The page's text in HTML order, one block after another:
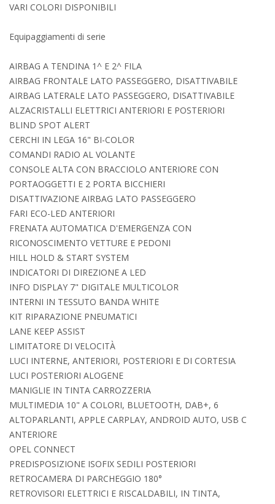
VARI COLORI DISPONIBILI
Equipaggiamenti di serie
AIRBAG A TENDINA 1^ E 2^ FILA
AIRBAG FRONTALE LATO PASSEGGERO, DISATTIVABILE
AIRBAG LATERALE LATO PASSEGGERO, DISATTIVABILE
ALZACRISTALLI ELETTRICI ANTERIORI E POSTERIORI
BLIND SPOT ALERT
CERCHI IN LEGA 16" BI-COLOR
COMANDI RADIO AL VOLANTE
CONSOLE ALTA CON BRACCIOLO ANTERIORE CON
PORTAOGGETTI E 2 PORTA BICCHIERI
DISATTIVAZIONE AIRBAG LATO PASSEGGERO
FARI ECO-LED ANTERIORI
FRENATA AUTOMATICA D'EMERGENZA CON
RICONOSCIMENTO VETTURE E PEDONI
HILL HOLD & START SYSTEM
INDICATORI DI DIREZIONE A LED
INFO DISPLAY 7" DIGITALE MULTICOLOR
INTERNI IN TESSUTO BANDA WHITE
KIT RIPARAZIONE PNEUMATICI
LANE KEEP ASSIST
LIMITATORE DI VELOCITÀ
LUCI INTERNE, ANTERIORI, POSTERIORI E DI CORTESIA
LUCI POSTERIORI ALOGENE
MANIGLIE IN TINTA CARROZZERIA
MULTIMEDIA 10" A COLORI, BLUETOOTH, DAB+, 6
ALTOPARLANTI, APPLE CARPLAY, ANDROID AUTO, USB C
ANTERIORE
OPEL CONNECT
PREDISPOSIZIONE ISOFIX SEDILI POSTERIORI
RETROCAMERA DI PARCHEGGIO 180°
RETROVISORI ELETTRICI E RISCALDABILI, IN TINTA,